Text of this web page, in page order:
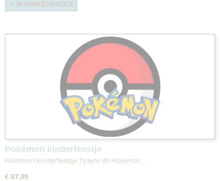
IN WINKELWAGEN
Pokémon kinderfeestje
Pokémon Kinderfeestje Tijdens dit Pokémon…
€ 67,95